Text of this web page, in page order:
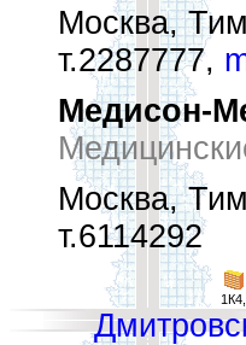
Москва,
т.2287777,
Медисон-
Москва,
т.6114292
1К4,